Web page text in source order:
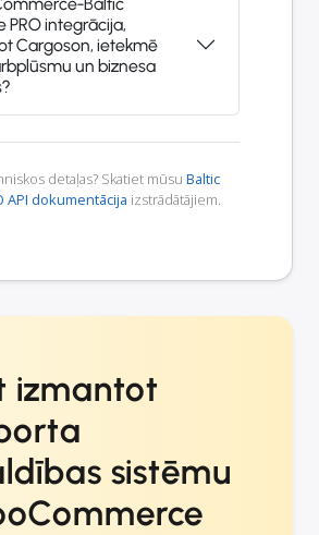
PRO integrācija,
Cargoson, ietekmē
un biznesa
detaļas? Skatiet mūsu Baltic
API dokumentācija izstrādātājiem.
izmantot
sistēmu